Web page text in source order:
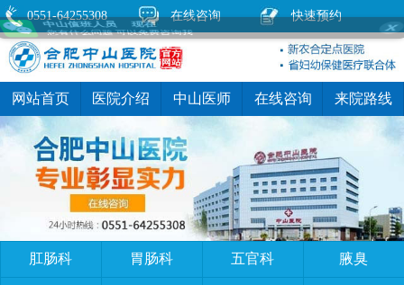
网站首页 医院介绍 中山医师 在线咨询 来院路线
肛肠科 胃肠科 五官科 腋臭
0551-64255308 在线咨询 快速预约
中山值班人员 现在
您有什么问题 可以免费咨询我